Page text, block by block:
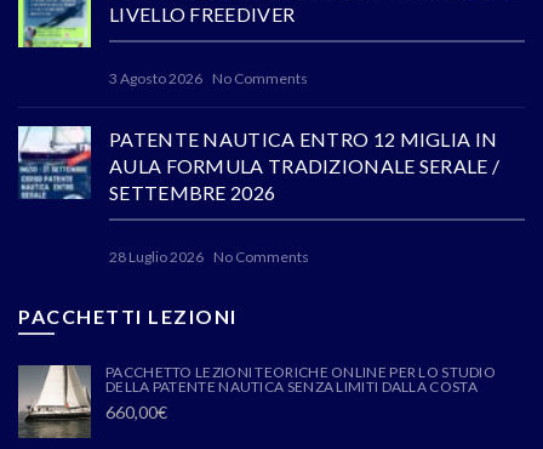
LIVELLO FREEDIVER
3 Agosto 2026 No Comments
PATENTE NAUTICA ENTRO 12 MIGLIA IN
AULA FORMULA TRADIZIONALE SERALE /
SETTEMBRE 2026
28 Luglio 2026 No Comments
PACCHETTI LEZIONI
PACCHETTO LEZIONI TEORICHE ONLINE PER LO STUDIO
DELLA PATENTE NAUTICA SENZA LIMITI DALLA COSTA
660,00€